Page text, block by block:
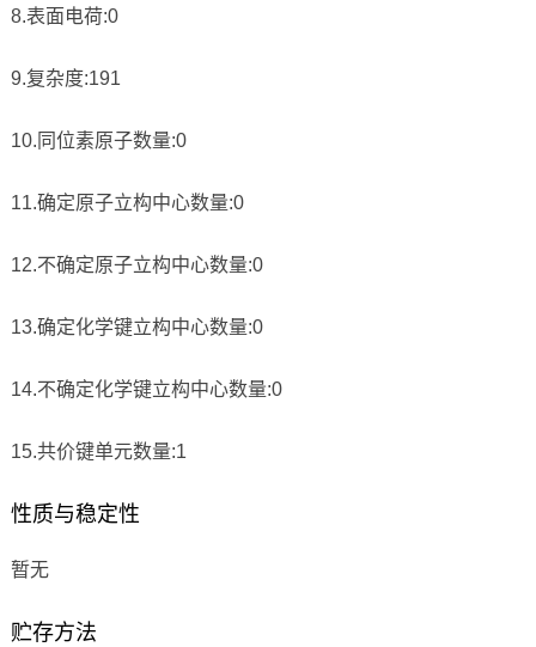
8.表面电荷:0
9.复杂度:191
10.同位素原子数量:0
11.确定原子立构中心数量:0
12.不确定原子立构中心数量:0
13.确定化学键立构中心数量:0
14.不确定化学键立构中心数量:0
15.共价键单元数量:1
性质与稳定性
暂无
贮存方法